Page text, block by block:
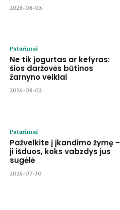
2026-08-03
Patarimai
Ne tik jogurtas ar kefyras:
šios daržovės būtinos
žarnyno veiklai
2026-08-02
Patarimai
Pažvelkite į įkandimo žymę –
ji išduos, koks vabzdys jus
sugėlė
2026-07-30